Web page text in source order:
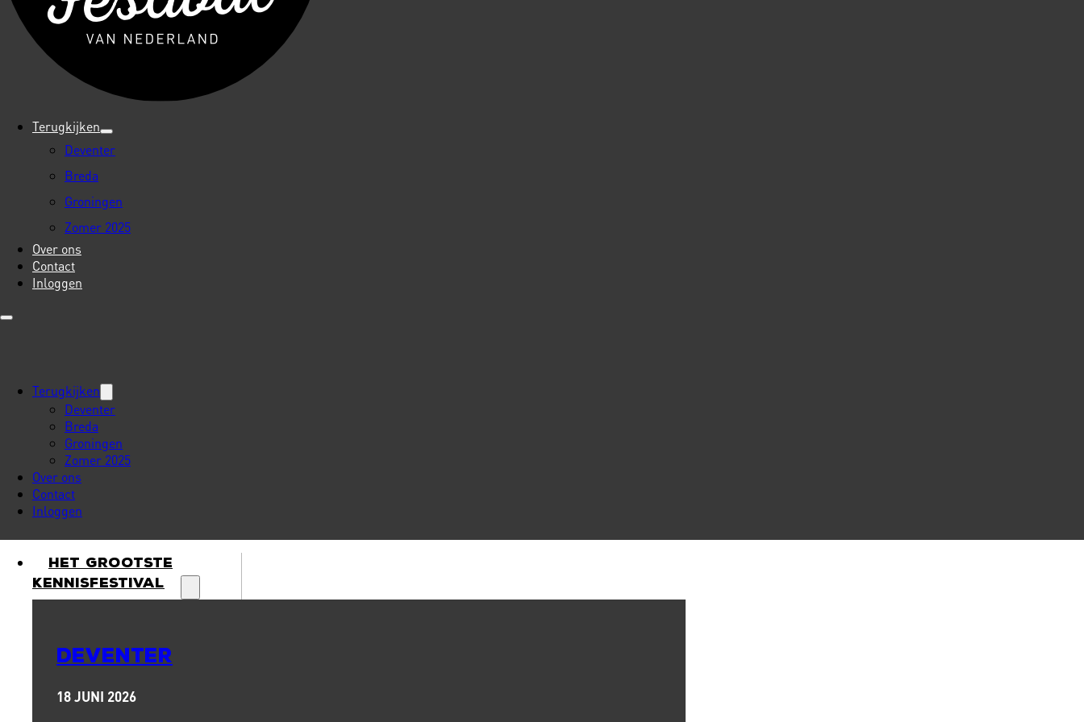
Terugkijken
Deventer
Breda
Groningen
Zomer 2025
Over ons
Contact
Inloggen
Terugkijken
Deventer
Breda
Groningen
Zomer 2025
Over ons
Contact
Inloggen
Het Grootste
Kennisfestival
DEVENTER
18 JUNI 2026